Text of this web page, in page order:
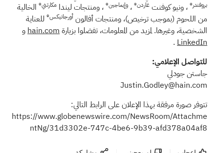
بروفندر®، ونيو كوفنت غاردن®، وإيماجين®، ومنتجات ليندا مكارتني®الخالية
من اللحوم (بموجب ترخيص)، ومنتجات أفالون أورجانيكس®للعناية
الشخصية، وغيرها. لمزيد من المعلومات، تفضلوا بزيارةhain.comو
LinkedIn
.
للتواصل الإعلامي:
جاستن جودلي
Justin.Godley@hain.com
تتوفر صورة مرفقة بهذا الإعلان على الرابط التالي:
https://www.globenewswire.com/NewsRoom/Attachme
ntNg/31d3302e-747c-4be6-9b39-afd378a04af8